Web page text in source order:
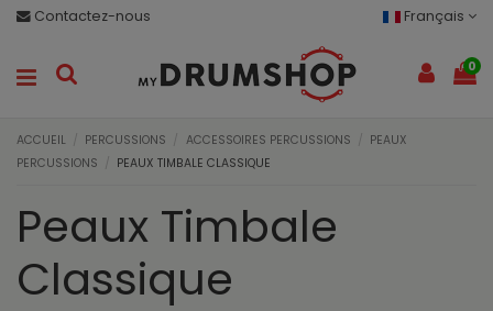
Contactez-nous Français
0
ACCUEIL PERCUSSIONS ACCESSOIRES PERCUSSIONS
PEAUX
PERCUSSIONS
PEAUX TIMBALE CLASSIQUE
Peaux Timbale
Classique